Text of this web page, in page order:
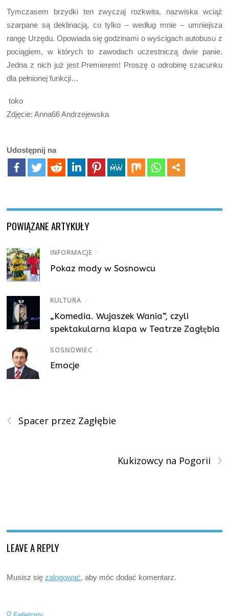
Tymczasem brzydki ten zwyczaj rozkwita, nazwiska wciąż
szarpane są deklinacją, co tylko – według mnie – umniejsza
rangę Urzędu. Opowiada się godzinami o wyścigach autobusu z
pociągiem, w których to zawodach uczestniczą dwie panie.
Jedna z nich już jest Premierem! Proszę o odrobinę szacunku
dla pełnionej funkcji…
toko
Zdjęcie: Anna66 Andrzejewska
Udostępnij na
POWIĄZANE ARTYKUŁY
INFORMACJE /
Pokaz mody w Sosnowcu
KULTURA /
„Komedia. Wujaszek Wania”, czyli
spektakularna klapa w Teatrze Zagłębia
SOSNOWIEC /
Emocje
‹ Spacer przez Zagłębie
›
Kukizowcy na Pogorii
LEAVE A REPLY
Musisz sięzalogować, aby móc dodać komentarz.